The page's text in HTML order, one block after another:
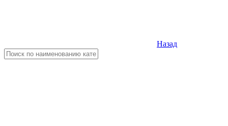
Назад